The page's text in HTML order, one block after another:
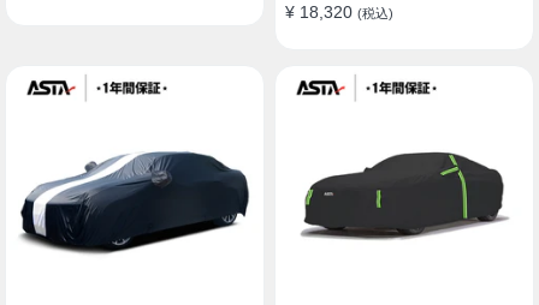
¥ 18,320 (税込)